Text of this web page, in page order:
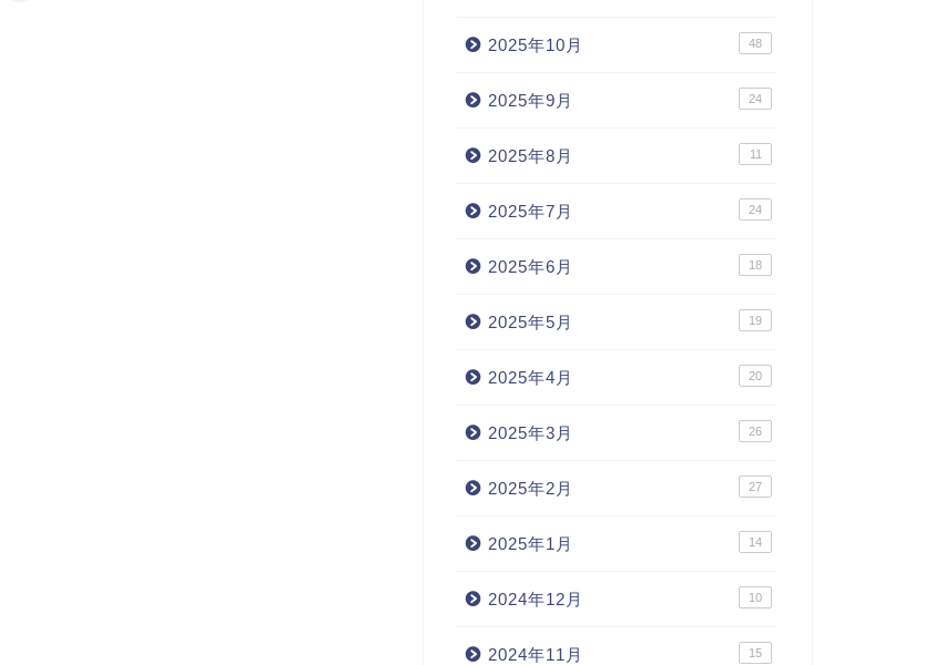
2025年10月 48
2025年9月 24
2025年8月 11
2025年7月 24
2025年6月 18
2025年5月 19
2025年4月 20
2025年3月 26
2025年2月 27
2025年1月 14
2024年12月 10
2024年11月 15